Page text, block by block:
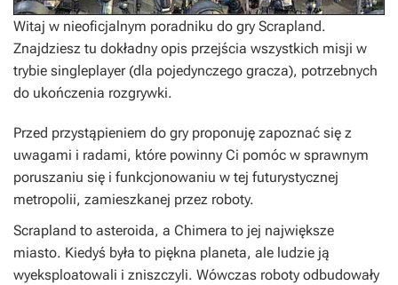
Witaj w nieoficjalnym poradniku do gry Scrapland.
Znajdziesz tu dokładny opis przejścia wszystkich misji w
trybie singleplayer (dla pojedynczego gracza), potrzebnych
do ukończenia rozgrywki.
Przed przystąpieniem do gry proponuję zapoznać się z
uwagami i radami, które powinny Ci pomóc w sprawnym
poruszaniu się i funkcjonowaniu w tej futurystycznej
metropolii, zamieszkanej przez roboty.
Scrapland to asteroida, a Chimera to jej największe
miasto. Kiedyś była to piękna planeta, ale ludzie ją
wyeksploatowali i zniszczyli. Wówczas roboty odbudowały